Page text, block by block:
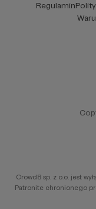
Regulamin
Crowd8 sp. z o.o. jest
Patronite chronionego